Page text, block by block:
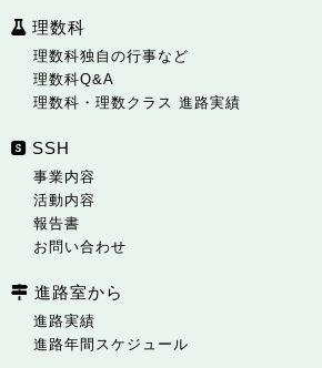
理数科
理数科独自の行事など
理数科Q&A
理数科・理数クラス 進路実績
SSH
事業内容
活動内容
報告書
お問い合わせ
進路室から
進路実績
進路年間スケジュール